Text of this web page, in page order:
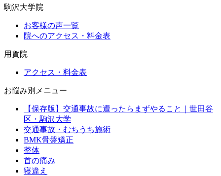
駒沢大学院
お客様の声一覧
院へのアクセス・料金表
用賀院
アクセス・料金表
お悩み別メニュー
【保存版】交通事故に遭ったらまずやること｜世田谷
区・駒沢大学
交通事故・むちうち施術
BMK骨盤矯正
整体
首の痛み
寝違え